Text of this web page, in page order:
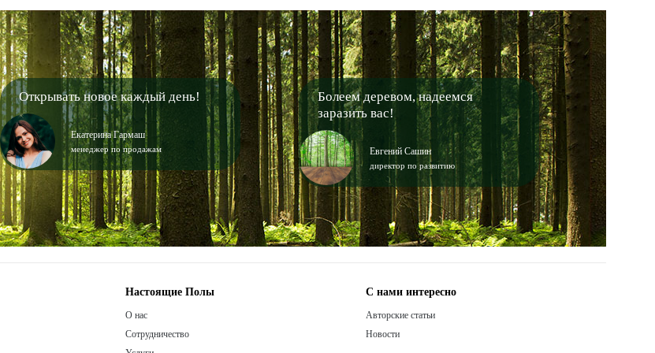
Открывать новое каждый день!
Екатерина Гармаш
менеджер по продажам
Болеем деревом, надеемся
заразить вас!
Евгений Сашин
директор по развитию
Настоящие Полы
О нас
Сотрудничество
С нами интересно
Авторские статьи
Новости